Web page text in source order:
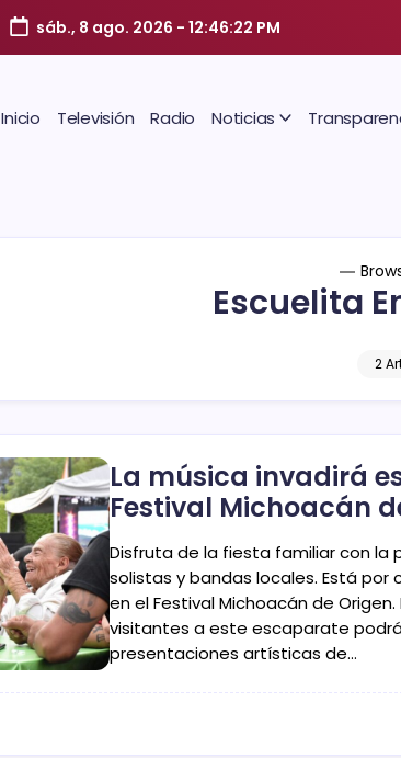
sáb., 8 ago. 2026 - 12:46:22 PM
Inicio Televisión Radio Noticias
Escuelita
2
La música invadirá
Festival Michoacán
Disfruta de la fiesta familiar con la
solistas y bandas locales. Está por
en el Festival Michoacán de
visitantes a este escaparate
presentaciones artísticas de…